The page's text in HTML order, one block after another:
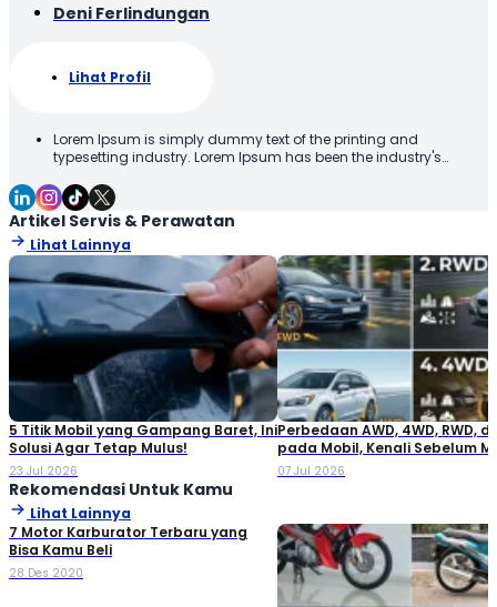
Deni Ferlindungan
Lihat Profil
Lorem Ipsum is simply dummy text of the printing and
typesetting industry. Lorem Ipsum has been the industry's
printer took a galley of type and scrambled it to make a type
specimen book. It has survived not only five centuries, but also
the leap into electronic typesetting, remaining essentially
unchanged. It was popularised in the 1960s with the release of
Letraset sheets containing Lorem Ipsum passages, and more
recently with desktop publishing software like Aldus PageMaker
including versions of Lorem Ipsum
Artikel Servis & Perawatan
Lihat Lainnya
5 Titik Mobil yang Gampang Baret, Ini
Solusi Agar Tetap Mulus!
23 Jul 2026
Perbedaan AWD, 4WD, RWD,
pada Mobil, Kenali Sebelum
07 Jul 2026
Rekomendasi Untuk Kamu
Lihat Lainnya
7 Motor Karburator Terbaru yang
Bisa Kamu Beli
28 Des 2020